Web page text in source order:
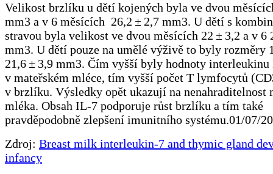
Velikost brzlíku u dětí kojených byla ve dvou
mm3 a v 6 měsících 26,2 ± 2,7 mm3. U dětí s
stravou byla velikost ve dvou měsících 22 ± 3,2 a v 6
mm3. U dětí pouze na umělé výživě to byly rozměry
21,6 ± 3,9 mm3. Čím vyšší byly hodnoty
v mateřském mléce, tím vyšší počet T lymfocytů
v brzlíku. Výsledky opět ukazují na nenahraditelnost
mléka. Obsah IL-7 podporuje růst brzlíku a tím také
pravděpodobně zlepšení imunitního systému.01/07/
Zdroj: Breast milk interleukin-7 and thymic gland
infancy